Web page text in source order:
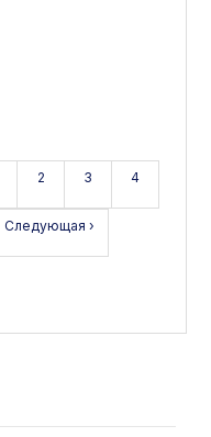
2 3 4
Следующая ›